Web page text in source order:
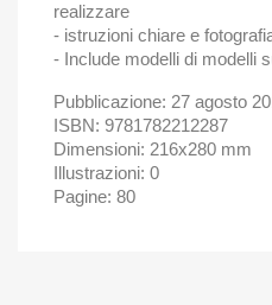
realizzare
- istruzioni chiare e
- Include modelli di modelli
Pubblicazione: 27 agosto
ISBN: 9781782212287
Dimensioni: 216x280 mm
Illustrazioni: 0
Pagine: 80